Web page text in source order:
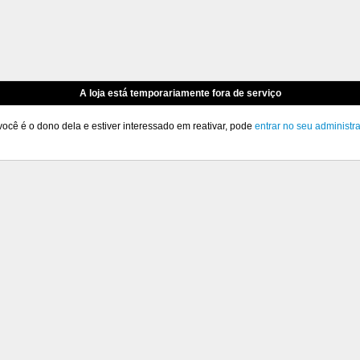
A loja está temporariamente fora de serviço
é o dono dela e estiver interessado em reativar, pode entrar no seu